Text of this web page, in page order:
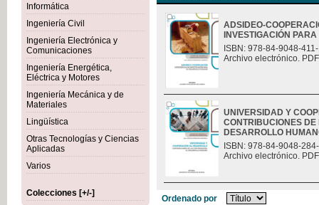
Informática
Ingeniería Civil
Ingeniería Electrónica y
Comunicaciones
Ingeniería Energética,
Eléctrica y Motores
Ingeniería Mecánica y de
Materiales
Lingüística
Otras Tecnologías y Ciencias
Aplicadas
Varios
Colecciones [+/-]
ADSIDEO-
INVESTIGACIÓN
ISBN: 978-84-9048-
Archivo electrónico.
UNIVERSIDAD Y
CONTRIBUCIONES
DESARROLLO
ISBN: 978-84-9048-
Archivo electrónico.
Ordenado por